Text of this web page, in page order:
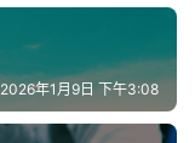
2026年1月9日 下午3:08